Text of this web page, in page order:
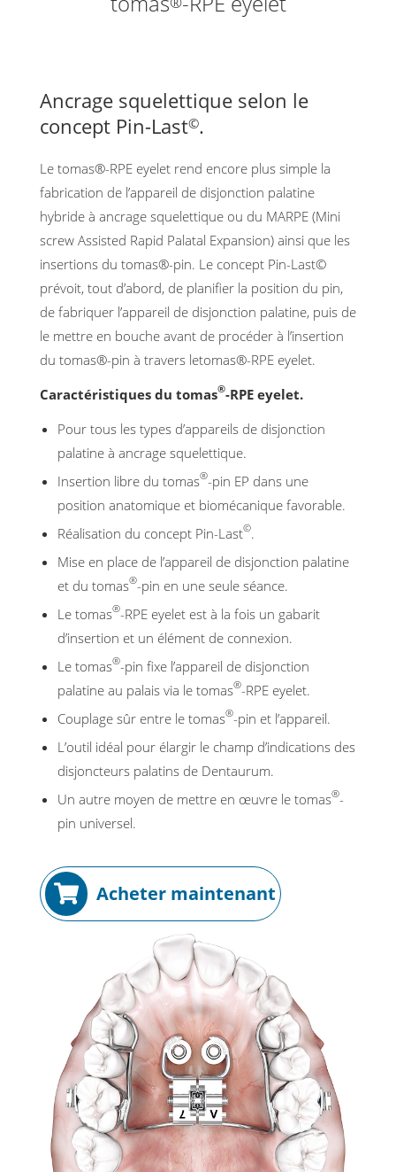
Ancrage squelettique selon le
concept Pin-Last©.
Le tomas®-RPE eyelet rend encore plus simple la
fabrication de l’appareil de disjonction palatine
hybride à ancrage squelettique ou du MARPE (Mini
screw Assisted Rapid Palatal Expansion) ainsi que les
insertions du tomas®-pin. Le concept Pin-Last©
prévoit, tout d’abord, de planifier la position du pin,
de fabriquer l’appareil de disjonction palatine, puis de
le mettre en bouche avant de procéder à l’insertion
du tomas®-pin à travers letomas®-RPE eyelet.
Caractéristiques du tomas®-RPE eyelet.
Pour tous les types d’appareils de disjonction
palatine à ancrage squelettique.
Insertion libre du tomas®-pin EP dans une
position anatomique et biomécanique favorable.
Réalisation du concept Pin-Last©.
Mise en place de l’appareil de disjonction palatine
et du tomas®-pin en une seule séance.
Le tomas®-RPE eyelet est à la fois un gabarit
d’insertion et un élément de connexion.
Le tomas®-pin fixe l’appareil de disjonction
palatine au palais via le tomas®-RPE eyelet.
Couplage sûr entre le tomas®-pin et l’appareil.
L’outil idéal pour élargir le champ d’indications des
disjoncteurs palatins de Dentaurum.
Un autre moyen de mettre en œuvre le tomas®-
pin universel.
Acheter maintenant